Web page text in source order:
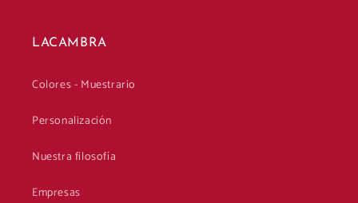
LACAMBRA
Colores - Muestrario
Personalización
Nuestra filosofía
Empresas